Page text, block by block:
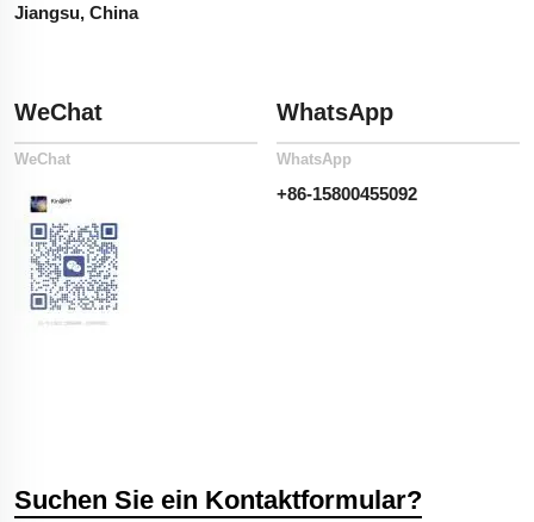
Jiangsu, China
WeChat
WeChat
WhatsApp
WhatsApp
+86-15800455092
Suchen Sie ein Kontaktformular?